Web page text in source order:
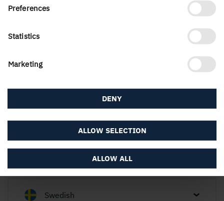
Preferences
Statistics
Marketing
ALLOW ALL
ALLOW SELECTION
DENY
Om webbplatsen
Följ Holmen
Swedish